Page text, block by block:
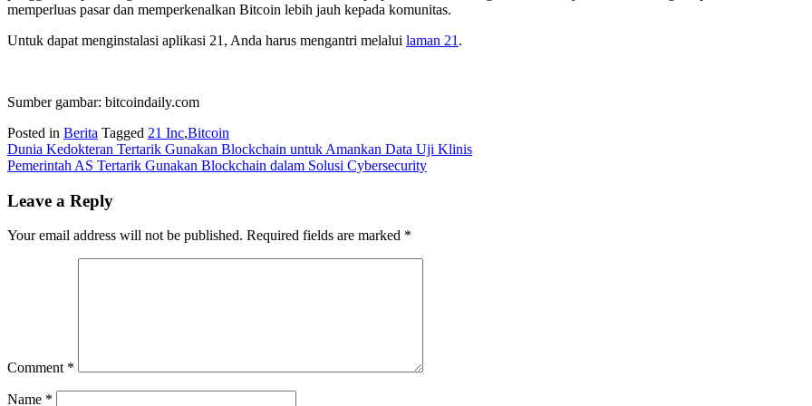
memperluas pasar dan memperkenalkan Bitcoin lebih jauh kepada komunitas.
Untuk dapat menginstalasi aplikasi 21, Anda harus mengantri melalui laman 21 .
Sumber gambar: bitcoindaily.com
Posted in Berita Tagged 21 Inc,Bitcoin
Post
navigation
Dunia Kedokteran Tertarik Gunakan Blockchain untuk Amankan Data Uji Klinis
Pemerintah AS Tertarik Gunakan Blockchain dalam Solusi Cybersecurity
Leave a Reply
Your email address will not be published. Required fields are marked *
Comment *
Name *